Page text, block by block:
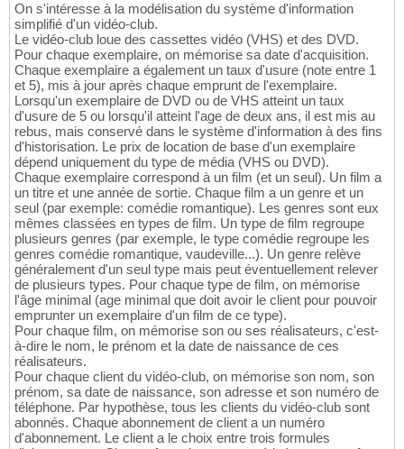
On s'intéresse à la modélisation du système d'information
simplifié d'un vidéo-club.
Le vidéo-club loue des cassettes vidéo (VHS) et des DVD.
Pour chaque exemplaire, on mémorise sa date d'acquisition.
Chaque exemplaire a également un taux d'usure (note entre 1
et 5), mis à jour après chaque emprunt de l'exemplaire.
Lorsqu'un exemplaire de DVD ou de VHS atteint un taux
d'usure de 5 ou lorsqu'il atteint l'age de deux ans, il est mis au
rebus, mais conservé dans le système d'information à des fins
d'historisation. Le prix de location de base d'un exemplaire
dépend uniquement du type de média (VHS ou DVD).
Chaque exemplaire correspond à un film (et un seul). Un film a
un titre et une année de sortie. Chaque film a un genre et un
seul (par exemple: comédie romantique). Les genres sont eux
mêmes classées en types de film. Un type de film regroupe
plusieurs genres (par exemple, le type comédie regroupe les
genres comédie romantique, vaudeville...). Un genre relève
généralement d'un seul type mais peut éventuellement relever
de plusieurs types. Pour chaque type de film, on mémorise
l'âge minimal (age minimal que doit avoir le client pour pouvoir
emprunter un exemplaire d'un film de ce type).
Pour chaque film, on mémorise son ou ses réalisateurs, c'est-
à-dire le nom, le prénom et la date de naissance de ces
réalisateurs.
Pour chaque client du vidéo-club, on mémorise son nom, son
prénom, sa date de naissance, son adresse et son numéro de
téléphone. Par hypothèse, tous les clients du vidéo-club sont
abonnés. Chaque abonnement de client a un numéro
d'abonnement. Le client a le choix entre trois formules